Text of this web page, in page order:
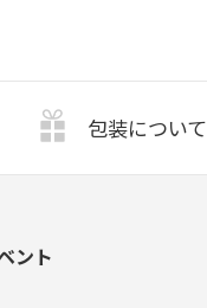
包装について
ント